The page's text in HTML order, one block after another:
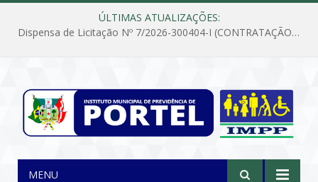
ÚLTIMAS ATUALIZAÇÕES:
Dispensa de Licitação Nº 7/2026-300404-I (CONTRATAÇÃO DE EMPRESA PARA MANUTENÇÃO E REPARAÇÃO DE APARELHOS DE AR CONDICIONADO, EM ATENDIMENTO ÀS NECESSIDADES DO INSTITUTO DE PREVIDÊNCIA MUNICIPAL DE PORTEL/PA)
MENU